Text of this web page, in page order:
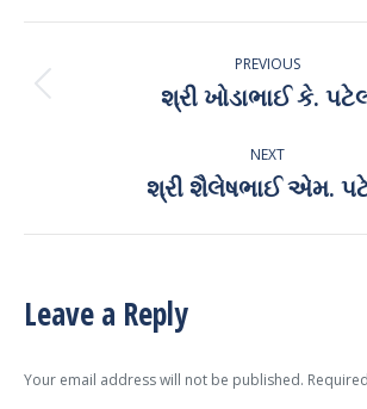
Facebook
X
navigation
PREVIOUS
Previous
શ્રી ખોડાભાઈ કે.
NEXT
Next
શ્રી શૈલેષભાઈ એમ.
Leave a Reply
Your email address will not be published.